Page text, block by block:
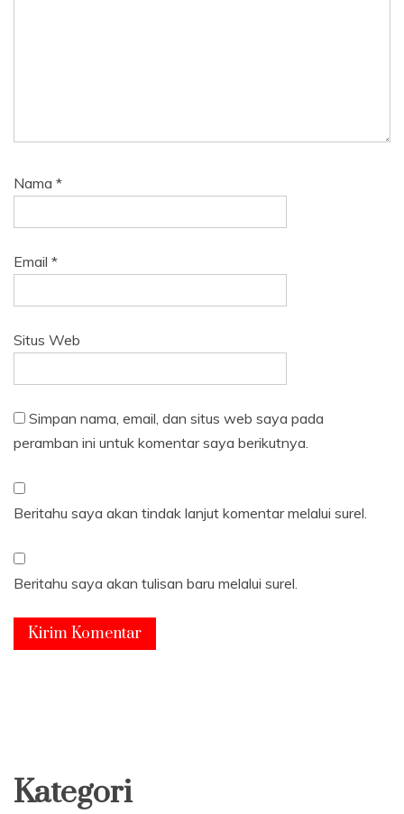
Nama *
Email *
Situs Web
Simpan nama, email, dan situs web saya pada
peramban ini untuk komentar saya berikutnya.
Beritahu saya akan tindak lanjut komentar melalui surel.
Beritahu saya akan tulisan baru melalui surel.
Kategori